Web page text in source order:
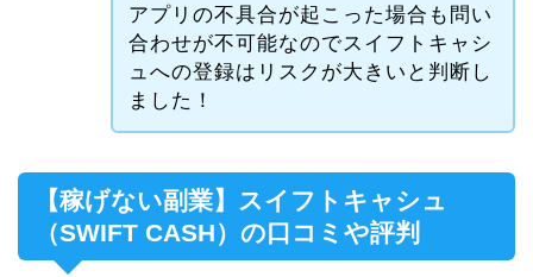
アプリの不具合が起こった場合も問い
合わせが不可能なのでスイフトキャシ
ュへの登録はリスクが大きいと判断し
ました！
【稼げない副業】スイフトキャシュ
（SWIFT CASH）の口コミや評判